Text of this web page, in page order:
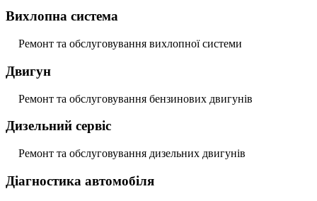
Вихлопна система
Ремонт та обслуговування вихлопної системи
Двигун
Ремонт та обслуговування бензинових двигунів
Дизельний сервіс
Ремонт та обслуговування дизельних двигунів
Діагностика автомобіля